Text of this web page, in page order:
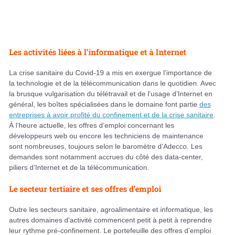
Les activités liées à l’informatique et à Internet
La crise sanitaire du Covid-19 a mis en exergue l’importance de
la technologie et de la télécommunication dans le quotidien. Avec
la brusque vulgarisation du télétravail et de l’usage d’Internet en
général, les boîtes spécialisées dans le domaine font partie des
entreprises à avoir profité du confinement et de la crise sanitaire
À l’heure actuelle, les offres d’emploi concernant les
développeurs web ou encore les techniciens de maintenance
sont nombreuses, toujours selon le baromètre d’Adecco. Les
demandes sont notamment accrues du côté des data-center,
piliers d’Internet et de la télécommunication.
Le secteur tertiaire et ses offres d’emploi
Outre les secteurs sanitaire, agroalimentaire et informatique, les
autres domaines d’activité commencent petit à petit à reprendre
leur rythme pré-confinement. Le portefeuille des offres d’emploi